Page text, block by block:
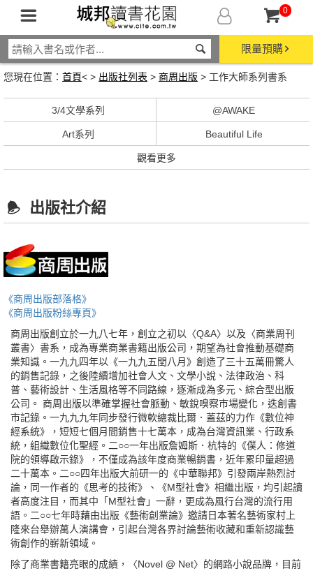
0
限量預購
您現在位置： 首頁< > 出版社列表 > 商周出版 > 工作大師系列書系
3/4文學系列 @AWAKE
Art系列 Beautiful Life
觀看更多
出版社介紹
《商周出版部落格》
《商周出版粉絲專頁》
商周出版創立於一九八七年，創立之初以〈Q&A〉以及〈商業周刊
叢書〉書系，成為專業商業書籍出版公司，期望為社會推動基礎商
業知識。一九九四年以《一九九五閏八月》創造了三十五萬冊驚人
的銷售記錄，之後陸續增加社會人文、文學小說、法律政治、科
普、藝術設計、生活風格等不同路線，逐漸成為多元、綜合型出版
公司。 商周出版以準確掌握社會脈動、敏銳嗅察市場變化，迭創書
市記錄。一九九九年同步發行微軟總裁比爾．蓋茲的力作《數位神
經系統》，短短七個月間銷售十七萬本，成為台灣資訊業、行政系
統，組織數位化聖經。二○○一年出版詹姆斯．杭特的《僕人：修道
院的領導啟示錄》，不僅成為該年度商業暢銷書，近年累印量超過
二十萬本。二○○四年出版大前研一的《中華聯邦》引發兩岸熱烈討
論，同一作者的《思考的技術》、《M型社會》相繼出版，均引起讀
者高度注目，而其中「M型社會」一辭，更成為風行台灣的流行用
語。二○○七年時藉由出版《藝術創業論》邀請日本著名藝術家村上
隆來台舉辦萬人演講會，引起台灣各界討論藝術收藏和重新認識藝
術創作的嶄新領域。
除了商業書籍亮眼的成績，〈Novel @ Net〉的網路小說品牌，目前